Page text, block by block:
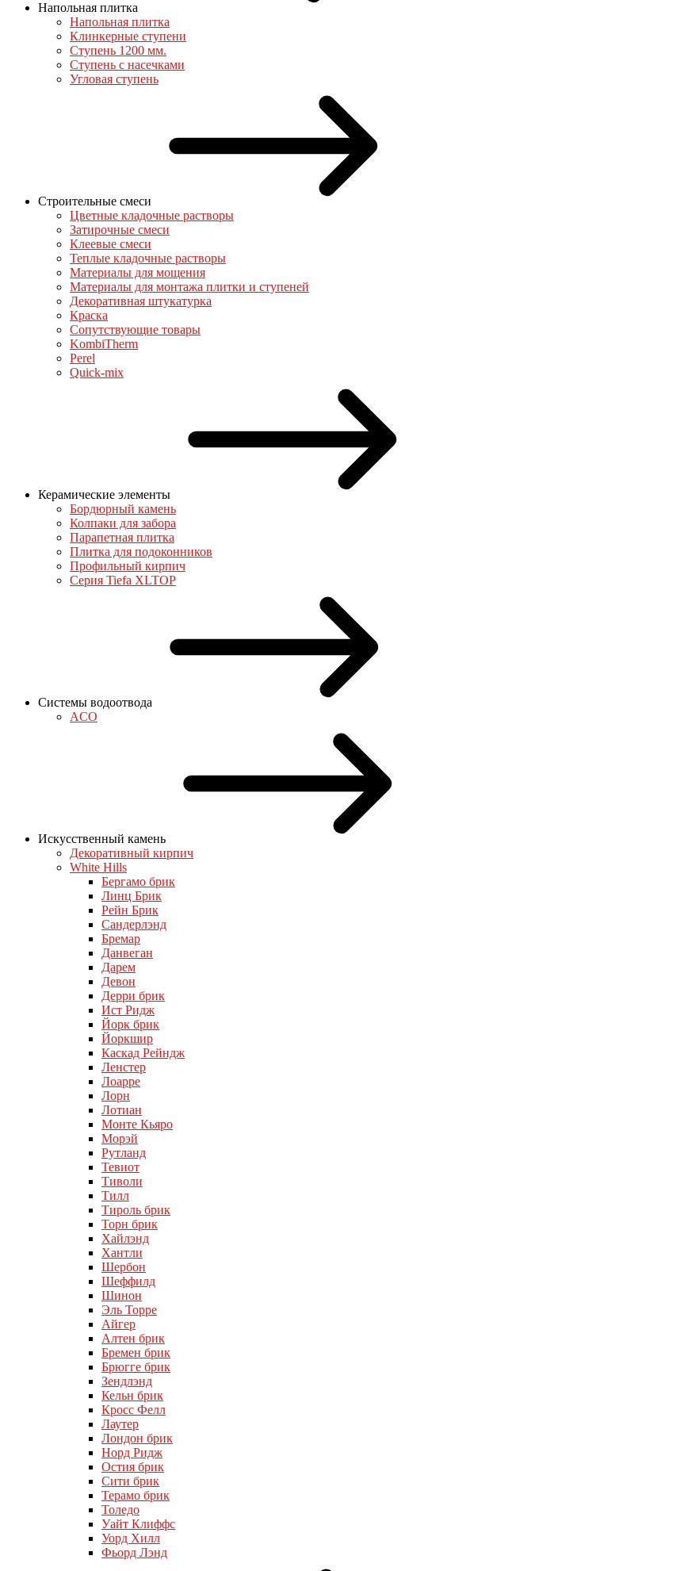
Напольная плитка
Напольная плитка
Клинкерные ступени
Ступень 1200 мм.
Ступень с насечками
Угловая ступень
Строительные смеси
Цветные кладочные растворы
Затирочные смеси
Клеевые смеси
Теплые кладочные растворы
Материалы для мощения
Материалы для монтажа плитки и ступеней
Декоративная штукатурка
Краска
Сопутствующие товары
KombiTherm
Perel
Quick-mix
Керамические элементы
Бордюрный камень
Колпаки для забора
Парапетная плитка
Плитка для подоконников
Профильный кирпич
Серия Tiefa XLTOP
Системы водоотвода
ACO
Искусственный камень
Декоративный кирпич
White Hills
Бергамо брик
Линц Брик
Рейн Брик
Сандерлэнд
Бремар
Данвеган
Дарем
Девон
Дерри брик
Ист Ридж
Йорк брик
Йоркшир
Каскад Рейндж
Ленстер
Лоарре
Лорн
Лотиан
Монте Кьяро
Морэй
Рутланд
Тевиот
Тиволи
Тилл
Тироль брик
Торн брик
Хайлэнд
Хантли
Шербон
Шеффилд
Шинон
Эль Торре
Айгер
Алтен брик
Бремен брик
Брюгге брик
Зендлэнд
Кельн брик
Кросс Фелл
Лаутер
Лондон брик
Норд Ридж
Остия брик
Сити брик
Терамо брик
Толедо
Уайт Клиффс
Уорд Хилл
Фьорд Лэнд